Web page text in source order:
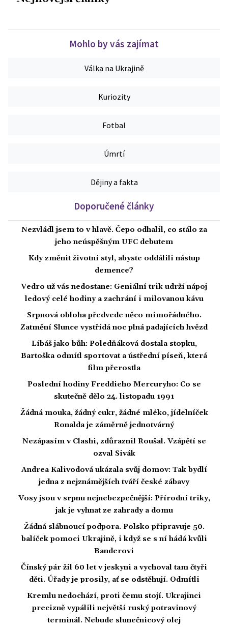
Mohlo by vás zajímat
Válka na Ukrajině
Kuriozity
Fotbal
Úmrtí
Dějiny a fakta
Doporučené články
Nezvládl jsem to v hlavě. Čepo odhalil, co stálo za
jeho neúspěšným UFC debutem
Kdy změnit životní styl, abyste oddálili nástup
demence?
Vedro už vás nedostane: Geniální trik udrží nápoj
ledový celé hodiny a zachrání i milovanou kávu
Srpnová obloha předvede něco mimořádného.
Zatmění Slunce vystřídá noc plná padajících hvězd
Líbáš jako bůh: Poledňáková dostala stopku,
Bartoška odmítl sportovat a ústřední píseň, která
film přerostla
Poslední hodiny Freddieho Mercuryho: Co se
skutečně dělo 24. listopadu 1991
Žádná mouka, žádný cukr, žádné mléko, jídelníček
Ronalda je záměrně jednotvárný
Nezápasím v Clashi, zdůraznil Roušal. Vzápětí se
ozval Sivák
Andrea Kalivodová ukázala svůj domov: Tak bydlí
jedna z nejznámějších tváří české zábavy
Vosy jsou v srpnu nejnebezpečnější: Přírodní triky,
jak je vyhnat ze zahrady a domu
Žádná slábnoucí podpora. Polsko připravuje 50.
balíček pomoci Ukrajině, i když se s ní hádá kvůli
Banderovi
Čínský pár žil 60 let v jeskyni a vychoval tam čtyři
děti. Úřady je prosily, ať se odstěhují. Odmítli
Kremlu nedochází, proti čemu stojí. Ukrajinci
precizně vypálili největší ruský potravinový
terminál. Nebude slunečnicový olej